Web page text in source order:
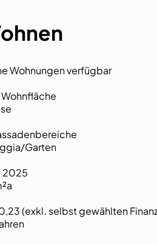
Wohnungen verfügbar
Wohnfläche
Garten
2025
(exkl. selbst gewählten